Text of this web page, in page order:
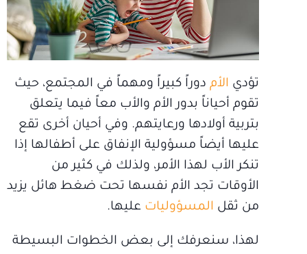
تؤدي الأم دوراً كبيراً ومهماً في المجتمع، حيث
تقوم أحياناً بدور الأم والأب معاً فيما يتعلق
بتربية أولادها ورعايتهم. وفي أحيان أخرى تقع
عليها أيضاً مسؤولية الإنفاق على أطفالها إذا
تنكر الأب لهذا الأمر، ولذلك في كثير من
الأوقات تجد الأم نفسها تحت ضغط هائل يزيد
من ثقل المسؤوليات عليها.
لهذا، سنعرفك إلى بعض الخطوات البسيطة